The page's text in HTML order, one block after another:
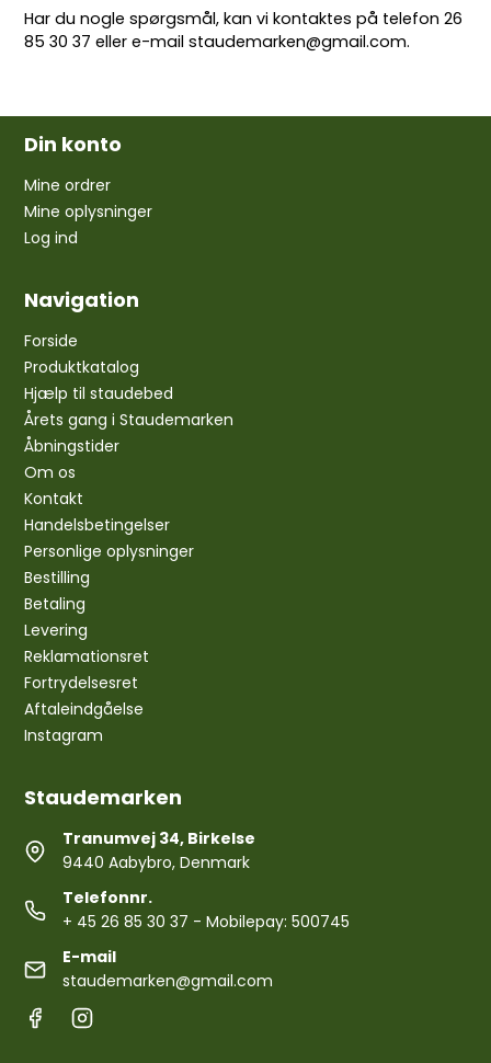
Har du nogle spørgsmål, kan vi kontaktes på telefon26
85 30 37 eller e-mailstaudemarken@gmail.com.
Din konto
Mine ordrer
Mine oplysninger
Log ind
Navigation
Forside
Produktkatalog
Hjælp til staudebed
Årets gang i Staudemarken
Åbningstider
Om os
Kontakt
Handelsbetingelser
Personlige oplysninger
Bestilling
Betaling
Levering
Reklamationsret
Fortrydelsesret
Aftaleindgåelse
Instagram
Staudemarken
Tranumvej 34, Birkelse
9440 Aabybro, Denmark
Telefonnr.
+ 45 26 85 30 37 - Mobilepay: 500745
E-mail
staudemarken@gmail.com